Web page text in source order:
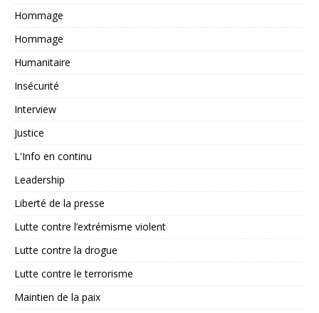
Hommage
Hommage
Humanitaire
Insécurité
Interview
Justice
L'Info en continu
Leadership
Liberté de la presse
Lutte contre l’extrémisme violent
Lutte contre la drogue
Lutte contre le terrorisme
Maintien de la paix